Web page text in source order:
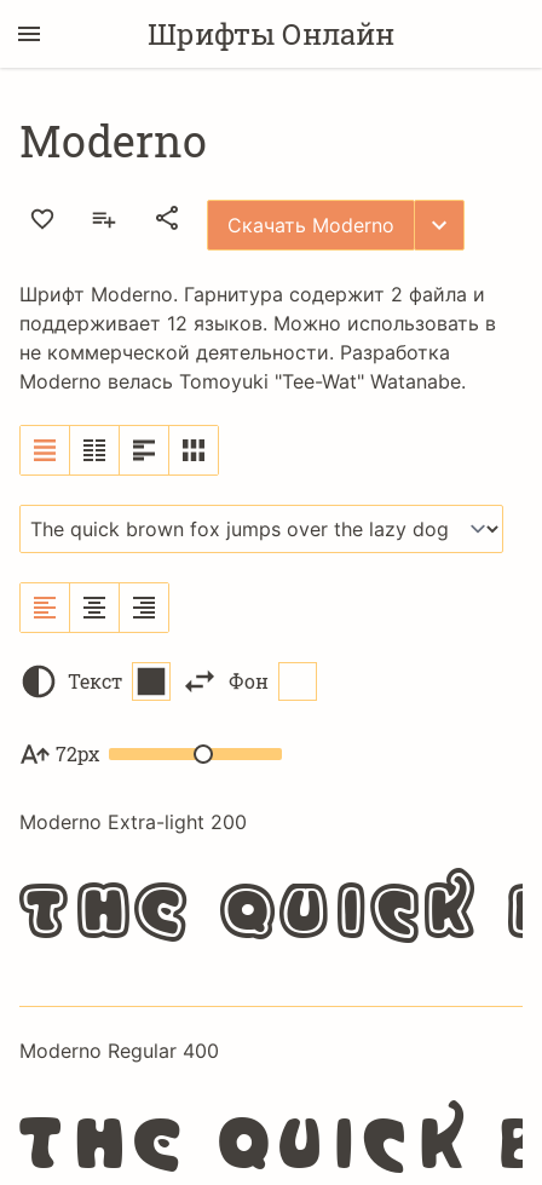
Шрифты Онлайн
Moderno
Скачать Moderno
Шрифт Moderno. Гарнитура содержит 2 файла и
поддерживает 12 языков. Можно использовать в
не коммерческой деятельности. Разработка
Moderno велась Tomoyuki "Tee-Wat" Watanabe.
Текст Фон
72px
Moderno Extra-light 200
The quick
Moderno Regular 400
The quick